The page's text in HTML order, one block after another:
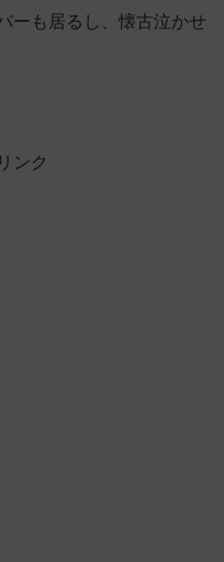
ーも居るし、懐古泣かせ
ンク